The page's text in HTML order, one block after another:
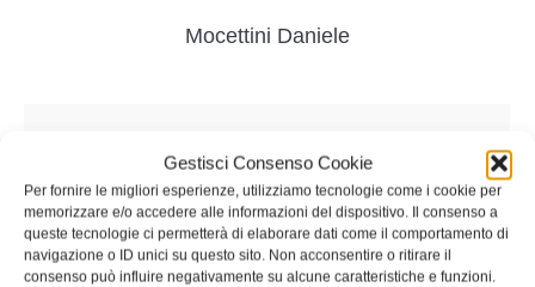
Gestisci Consenso Cookie
Per fornire le migliori esperienze, utilizziamo tecnologie come i cookie per
memorizzare e/o accedere alle informazioni del dispositivo. Il consenso a
queste tecnologie ci permetterà di elaborare dati come il comportamento di
navigazione o ID unici su questo sito. Non acconsentire o ritirare il
consenso può influire negativamente su alcune caratteristiche e funzioni.
Mocettini Daniele